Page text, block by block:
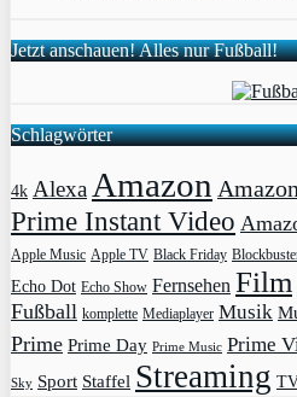
Jetzt anschauen! Alles nur Fußball!
Schlagwörter
4k AlexaAmazon
Prime Instant Video
Apple Music Apple TV Black Friday
Echo Dot Echo Show Fernsehen Film
Fußball komplette Mediaplayer Musik
Prime Prime Day Prime Music Prime
Sky Sport Staffel Streaming